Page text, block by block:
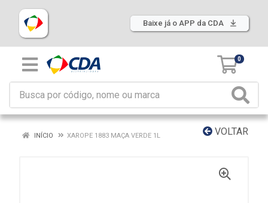
Baixe já o APP da CDA
0
VOLTAR
INÍCIO XAROPE 1883 MAÇA VERDE 1L